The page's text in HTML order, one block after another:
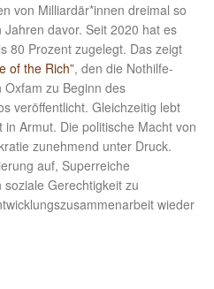
von Milliardär*innen dreimal so
davor. Seit 2020 hat es
80 Prozent zugelegt. Das zeigt
of the Rich”, den die Nothilfe-
Oxfam zu Beginn des
veröffentlicht. Gleichzeitig lebt
Armut. Die politische Macht von
zunehmend unter Druck.
auf, Superreiche
Gerechtigkeit zu
wieder